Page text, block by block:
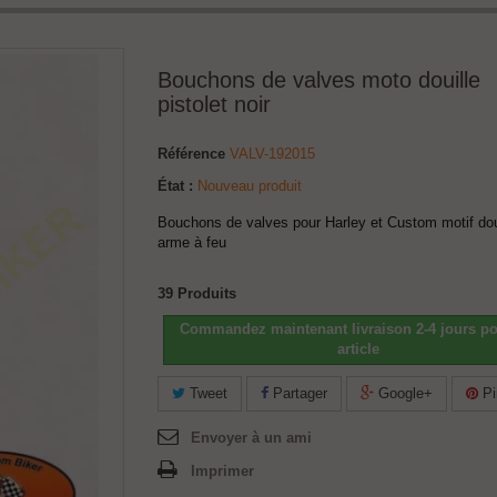
Bouchons de valves moto douille
pistolet noir
Référence VALV-192015
État : Nouveau produit
Bouchons de valves pour Harley et Custom motif
arme à feu
39 Produits
Commandez maintenant livraison 2-4 jours
article
Tweet Partager Google+
Envoyer à un ami
Imprimer